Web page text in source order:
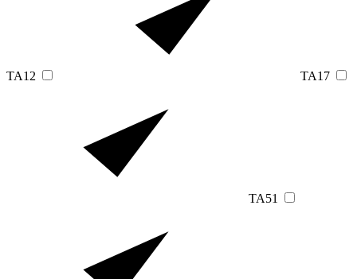
TA12 TA17
TA51